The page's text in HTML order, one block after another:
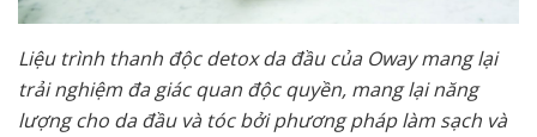
Liệu trình thanh độc detox da đầu của Oway mang lại
trải nghiệm đa giác quan độc quyền, mang lại năng
lượng cho da đầu và tóc bởi phương pháp làm sạch và